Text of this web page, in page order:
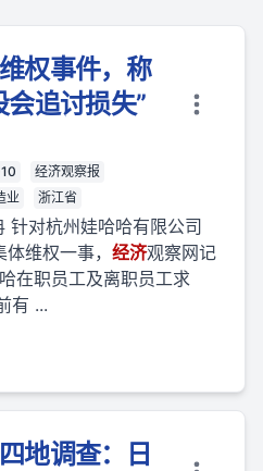
权事件，称
追讨损失”
经济观察报
业 浙江省
针对杭州娃哈哈有限公司
体维权一事， 经济观察网记
在职员工及离职员工求
有 ...
地调查：日